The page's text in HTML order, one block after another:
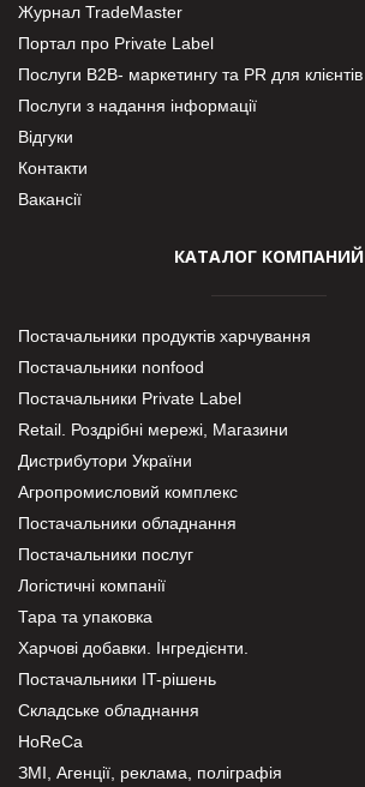
Журнал TradeMaster
Портал про Private Label
Послуги В2В- маркетингу та PR для клієнтів
Послуги з надання інформації
Відгуки
Контакти
Вакансії
КАТАЛОГ КОМПАНИЙ
Постачальники продуктів харчування
Постачальники nonfood
Постачальники Private Label
Retail. Роздрібні мережі, Магазини
Дистрибутори України
Агропромисловий комплекс
Постачальники обладнання
Постачальники послуг
Логістичні компанії
Тара та упаковка
Харчові добавки. Інгредієнти.
Постачальники IT-рішень
Складське обладнання
HoReCa
ЗМІ, Агенції, реклама, поліграфія